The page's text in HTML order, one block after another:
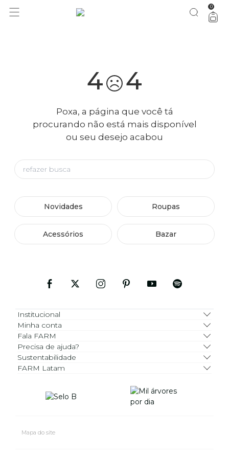
você merece 30% OFF pra comemorar com a gente aproveita! 0
4 4
Poxa, a página que você tá
procurando não está mais disponível
ou seu desejo acabou
Novidades Roupas
Acessórios Bazar
Institucional
Minha conta
Fala FARM
Precisa de ajuda?
Sustentabilidade
FARM Latam
Mapa do site